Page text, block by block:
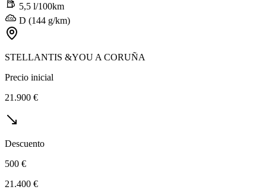
5,5 l/100km
D (144 g/km)
STELLANTIS &YOU A CORUÑA
Precio inicial
21.900 €
Descuento
500 €
21.400 €